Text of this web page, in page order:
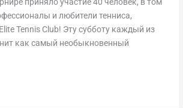
приняло участие 40 человек, в том
и любители тенниса,
Tennis Club! Эту субботу каждый из
как самый необыкновенный